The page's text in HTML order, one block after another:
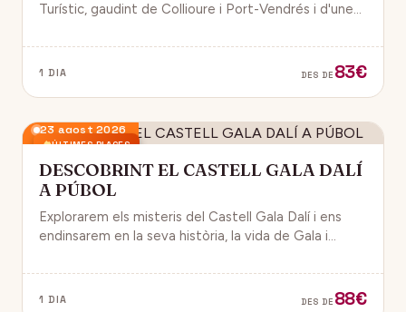
Turístic, gaudint de Collioure i Port-Vendrés i d'unes
1 DIA DES DE 83€
ÚLTIMES PLACES
23 agost 2026
DESCOBRINT EL CASTELL GALA DALÍ
A PÚBOL
Explorarem els misteris del Castell Gala Dalí i ens
endinsarem en la seva història, la vida de Gala i
1 DIA DES DE 88€